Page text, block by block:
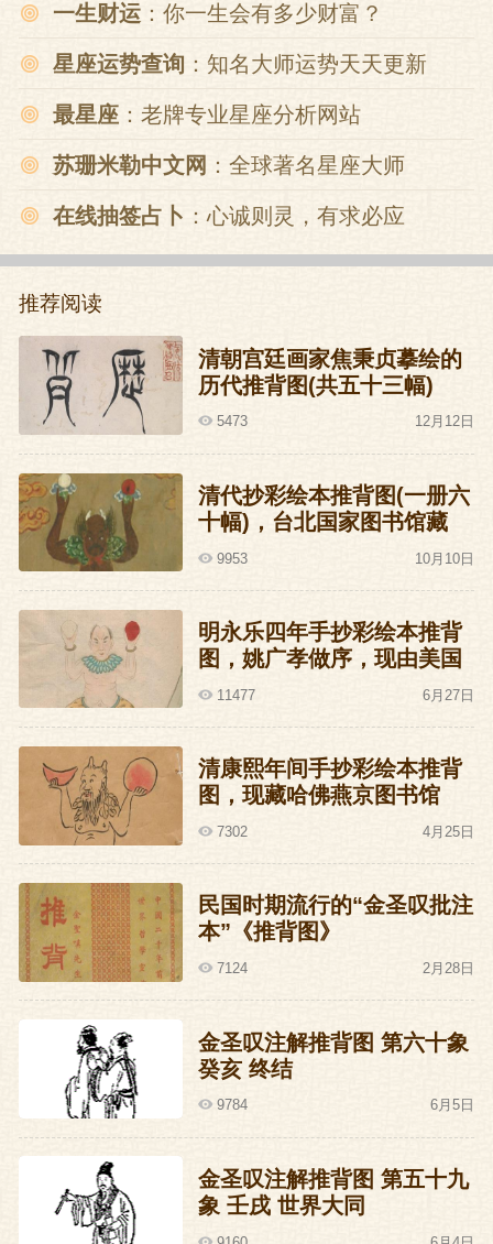
呵呵，比有兵权的时候还乐呵。
老郭他不能不乐，这时候的大唐江山已经
象只漏了水的破船，漏洞多得堵不胜堵，
按下葫芦又起瓢。没多久，河中、太原两
馅，眼瞅着乱兵又要和史思明联成一气，
肃宗有些慌了神：那什么，老郭最近忙不
忙？要是不忙的话先把我把这个局面收拾
一下。“河东之事，一以委卿”。
郭子仪感动得哇哇哭，这老头是表演型人
格，说哭就哭，谁也拦不住，说不哭就不
哭，谁也弄不出他的眼泪来，这一招让当
时掌握了真正权力的大太监鱼朝恩都拿他
没办法。然则天下的权力何以会掌握在鱼
朝恩的手中呢？
这是有历史原因的，唐时有神策军制，该
兵种的大本营设在临洮，时逢安史之乱，
神策军一千多人呼哧呼哧跑步去长安，准
备解皇上之倒悬，拯陛下于水火，但他们
的两条腿跑得没有皇帝快，皇帝先跑到蜀
川去了，于是长安失陷。这一千号人马没
个领头的，就成了监军鱼朝恩的私人家
丁。有了自己的军队，太监们从此站了起
来，以后的皇宫就成了太监们自家的小
院，皇帝形同于在人家干活的长工，人家
让你干你就是皇帝，不让你干就趁早滚
蛋，搞得大唐二十一个皇帝中有七个是太
监自己立的。
所以这时候真正说话算数的，是鱼朝恩而
不是肃宗李享。所以这时候再替皇帝打
工，那活是特别的不好干，因为你干不好
一生财运 ：你一生会有多少财富？
星座运势查询 ：知名大师运势天天更新
最星座 ：老牌专业星座分析网站
苏珊米勒中文网 ：全球著名星座大师
在线抽签占卜 ：心诚则灵，有求必应
推荐阅读
清朝宫廷画家焦秉贞摹绘的
历代推背图(共五十三幅)
5473 12月12日
清代抄彩绘本推背图(一册六
十幅)，台北国家图书馆藏
9953 10月10日
明永乐四年手抄彩绘本推背
图，姚广孝做序，现由美国
洛杉矶J.G.Stanoff收藏
11477 6月27日
清康熙年间手抄彩绘本推背
图，现藏哈佛燕京图书馆
7302 4月25日
民国时期流行的“金圣叹批注
本”《推背图》
7124 2月28日
金圣叹注解推背图 第六十象
癸亥 终结
9784 6月5日
金圣叹注解推背图 第五十九
象 壬戌 世界大同